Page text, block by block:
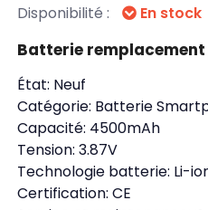
Disponibilité : En stock
Batterie remplacement
État: Neuf
Catégorie: Batterie
Capacité: 4500mAh
Tension: 3.87V
Technologie batterie: Li-
Certification: CE